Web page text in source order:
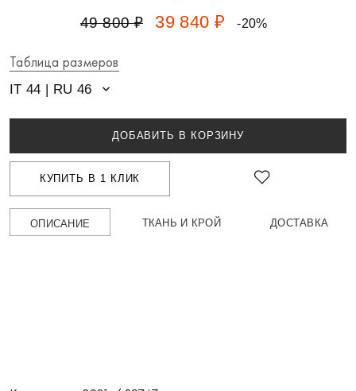
49 800 ₽ 39 840 ₽ -20%
ОПИСАНИЕ ТКАНЬ И КРОЙ ДОСТАВКА
Таблица размеров
IT 44 | RU 46
ДОБАВИТЬ В КОРЗИНУ
КУПИТЬ В 1 КЛИК